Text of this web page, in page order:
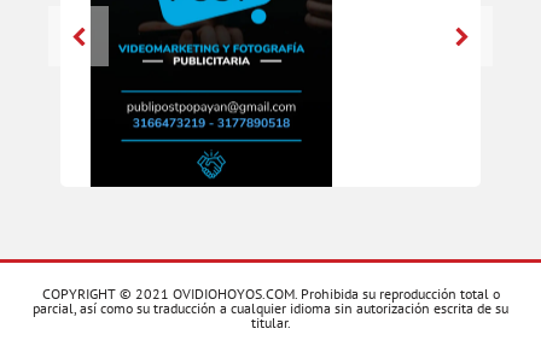
COPYRIGHT © 2021 OVIDIOHOYOS.COM. Prohibida su reproducción total o
parcial, así como su traducción a cualquier idioma sin autorización escrita de su
titular.